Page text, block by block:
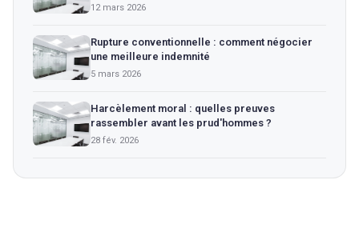
12 mars 2026
Rupture conventionnelle : comment négocier
une meilleure indemnité
5 mars 2026
Harcèlement moral : quelles preuves
rassembler avant les prud'hommes ?
28 fév. 2026